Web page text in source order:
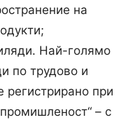
на
Най-голямо
по трудово и
при
– с